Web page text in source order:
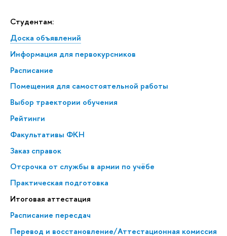
Студентам:
Доска объявлений
Информация для первокурсников
Расписание
Помещения для самостоятельной работы
Выбор траектории обучения
Рейтинги
Факультативы ФКН
Заказ справок
Отсрочка от службы в армии по учёбе
Практическая подготовка
Итоговая аттестация
Расписание пересдач
Перевод и восстановление/Аттестационная комиссия